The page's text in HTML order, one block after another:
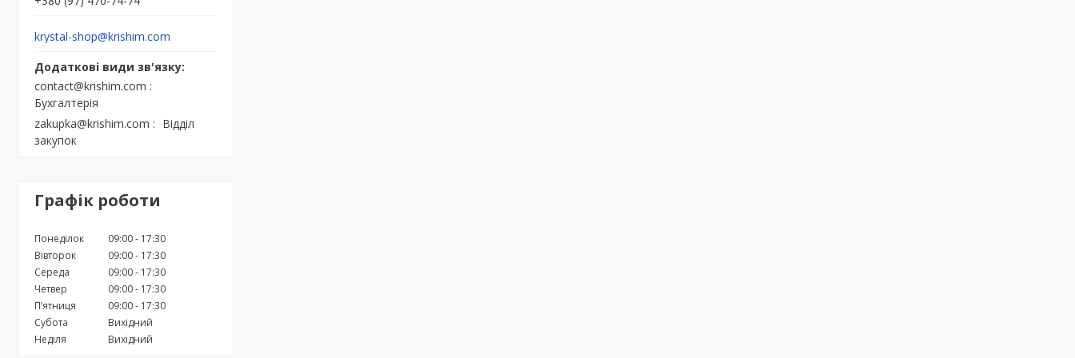
krystal-shop@krishim.com
contact@krishim.com
Бухгалтерія
zakupka@krishim.com
Відділ
закупок
Графік роботи
Понеділок 09:00
17:30
Вівторок
09:00
17:30
Середа
09:00
17:30
Четвер
09:00
17:30
Пʼятниця
09:00
17:30
Субота
Вихідний
Неділя
Вихідний